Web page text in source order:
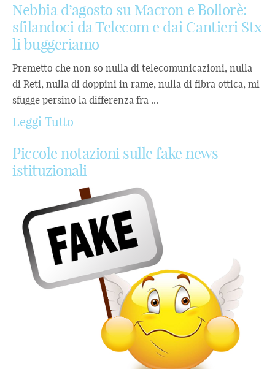
Nebbia d’agosto su Macron e Bollorè:
sfilandoci da Telecom e dai Cantieri Stx
li buggeriamo
Premetto che non so nulla di telecomunicazioni, nulla
di Reti, nulla di doppini in rame, nulla di fibra ottica, mi
sfugge persino la differenza fra ...
Leggi Tutto
Piccole notazioni sulle fake news
istituzionali